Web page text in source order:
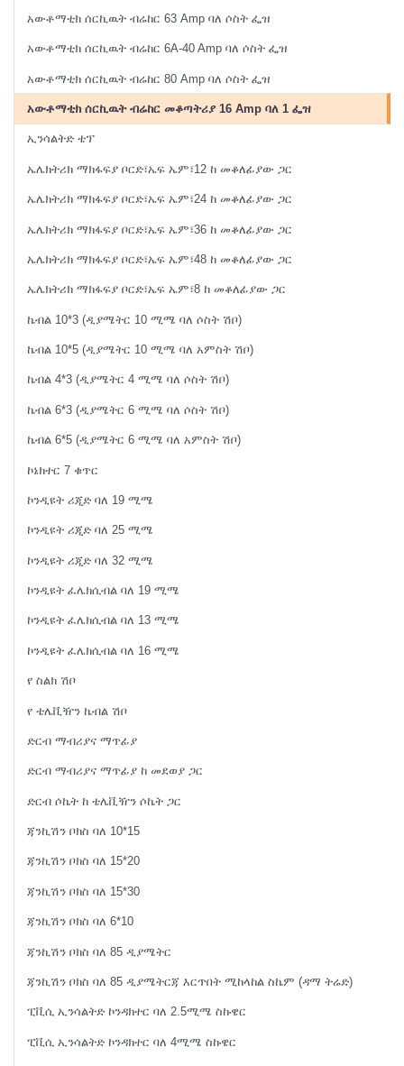
አውቶማቲክ ሰርኪዉት ብሬከር 63 Amp ባለ ሶስት ፌዝ
አውቶማቲክ ሰርኪዉት ብሬከር 6A-40 Amp ባለ ሶስት ፌዝ
አውቶማቲክ ሰርኪዉት ብሬከር 80 Amp ባለ ሶስት ፌዝ
አውቶማቲክ ሰርኪዉት ብሬከር መቆጣትሪያ 16 Amp ባለ 1 ፌዝ
ኢንሳልትድ ቴፕ
ኤሌክትሪክ ማክፋፍያ ቦርድ፣ኤፍ ኤም፣12 ከ መቆለፊያው ጋር
ኤሌክትሪክ ማክፋፍያ ቦርድ፣ኤፍ ኤም፣24 ከ መቆለፊያው ጋር
ኤሌክትሪክ ማክፋፍያ ቦርድ፣ኤፍ ኤም፣36 ከ መቆለፊያው ጋር
ኤሌክትሪክ ማክፋፍያ ቦርድ፣ኤፍ ኤም፣48 ከ መቆለፊያው ጋር
ኤሌክትሪክ ማክፋፍያ ቦርድ፣ኤፍ ኤም፣8 ከ መቆለፊያው ጋር
ኬብል 10*3 (ዲያሜትር 10 ሚሜ ባለ ሶስት ሽቦ)
ኬብል 10*5 (ዲያሜትር 10 ሚሜ ባለ አምስት ሽቦ)
ኬብል 4*3 (ዲያሜትር 4 ሚሜ ባለ ሶስት ሽቦ)
ኬብል 6*3 (ዲያሜትር 6 ሚሜ ባለ ሶስት ሽቦ)
ኬብል 6*5 (ዲያሜትር 6 ሚሜ ባለ አምስት ሽቦ)
ኮኔክተር 7 ቁጥር
ኮንዲዩት ሪጂድ ባለ 19 ሚሜ
ኮንዲዩት ሪጂድ ባለ 25 ሚሜ
ኮንዲዩት ሪጂድ ባለ 32 ሚሜ
ኮንዲዩት ፈሌክሲብል ባለ 19 ሚሜ
ኮንዲዩት ፈሌክሲብል ባለ 13 ሚሜ
ኮንዲዩት ፈሌክሲብል ባለ 16 ሚሜ
የ ስልክ ሽቦ
የ ቴሌቪዥን ኬብል ሽቦ
ድርብ ማብሪያና ማጥፊያ
ድርብ ማብሪያና ማጥፊያ ከ መደወያ ጋር
ድርብ ሶኬት ከ ቴሌቪዥን ሶኬት ጋር
ጃንኪሽን ቦክስ ባለ 10*15
ጃንኪሽን ቦክስ ባለ 15*20
ጃንኪሽን ቦክስ ባለ 15*30
ጃንኪሽን ቦክስ ባለ 6*10
ጃንኪሽን ቦክስ ባለ 85 ዲያሜትር
ጃንኪሽን ቦክስ ባለ 85 ዲያሜትርጃ እርጥበት ሚከላከል ስኬም (ዳማ ትሬድ)
ፒቪሲ ኢንሳልትድ ኮንዳክተር ባለ 2.5ሚሜ ስኩዌር
ፒቪሲ ኢንሳልትድ ኮንዳክተር ባለ 4ሚሜ ስኩዌር